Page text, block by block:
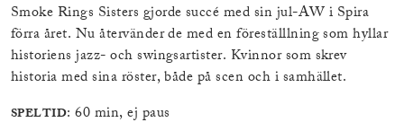
Smoke Rings Sisters gjorde succé med sin jul-AW i Spira
förra året. Nu återvänder de med en föreställlning som hyllar
historiens jazz- och swingsartister. Kvinnor som skrev
historia med sina röster, både på scen och i samhället.
SPELTID: 60 min, ej paus